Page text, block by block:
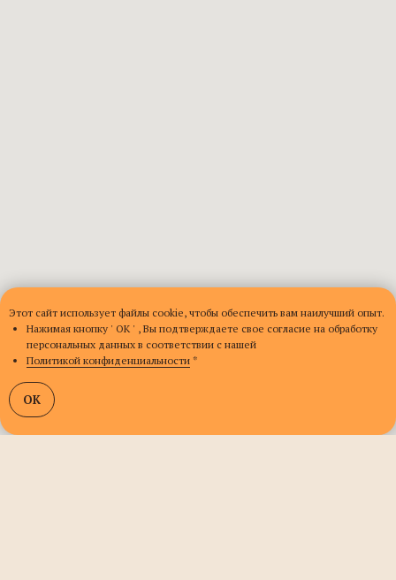
Этот сайт использует файлы cookie, чтобы обеспечить вам наилучший опыт.
Нажимая кнопку ' ОК ' , Вы подтверждаете свое согласие на обработку
персональных данных в соответствии с нашей
Политикой конфиденциальности *
OK